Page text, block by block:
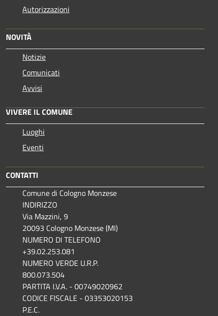
Autorizzazioni
NOVITÀ
Notizie
Comunicati
Avvisi
VIVERE IL COMUNE
Luoghi
Eventi
CONTATTI
Comune di Cologno Monzese
INDIRIZZO
Via Mazzini, 9
20093 Cologno Monzese (MI)
NUMERO DI TELEFONO
+39.02.253.081
NUMERO VERDE U.R.P.
800.073.504
PARTITA I.V.A. - 00749020962
CODICE FISCALE - 03353020153
P.E.C.